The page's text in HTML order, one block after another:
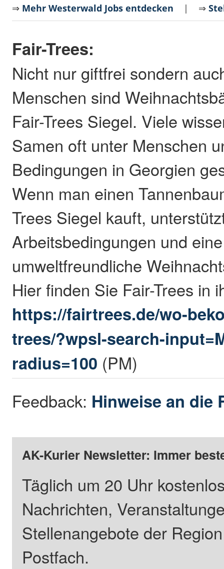
⇒ Mehr Westerwald Jobs entdecken | ⇒
Fair-Trees:
Nicht nur giftfrei sondern
Menschen sind
Fair-Trees Siegel. Viele
Samen oft unter Menschen
Bedingungen in Georgien
Wenn man einen
Trees Siegel kauft,
Arbeitsbedingungen und eine
umweltfreundliche
Hier finden Sie Fair-Trees in
https://fairtrees.de/wo-
trees/?wpsl-search-
radius=100 (PM)
Feedback: Hinweise an die
AK-Kurier Newsletter: Immer
Täglich um 20 Uhr
Nachrichten,
Stellenangebote der
Postfach.